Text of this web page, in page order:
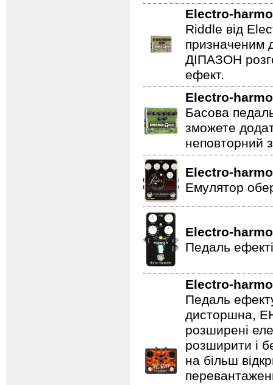
Electro-
Riddle від
призначеним
ДІПАЗОН
ефект.
Electro-
Басова
зможете
неповторний
Electro-
Емулятор
Electro-
Педаль
Electro-
Педаль
дисторшна,
розширені
розширити і
на більш